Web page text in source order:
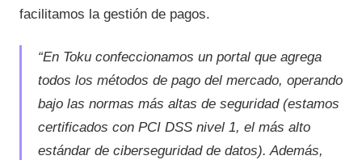
facilitamos la gestión de pagos.
“En Toku confeccionamos un portal que agrega
todos los métodos de pago del mercado, operando
bajo las normas más altas de seguridad (estamos
certificados con PCI DSS nivel 1, el más alto
estándar de ciberseguridad de datos). Además,